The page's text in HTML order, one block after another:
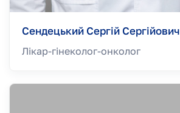
Сендецький Сергій Сергійович
Лікар-гінеколог-онколог